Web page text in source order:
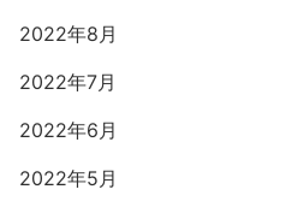
2022年8月
2022年7月
2022年6月
2022年5月